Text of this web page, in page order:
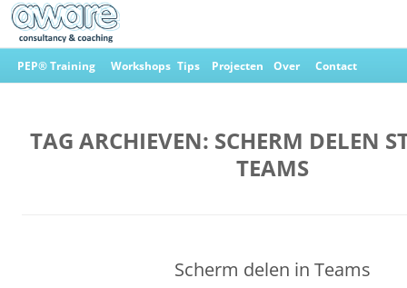
Ga
naar
PEP® Training Workshops Tips Projecten Over Contact
TAG ARCHIEVEN: SCHERM DELEN
TEAMS
Scherm delen in Teams